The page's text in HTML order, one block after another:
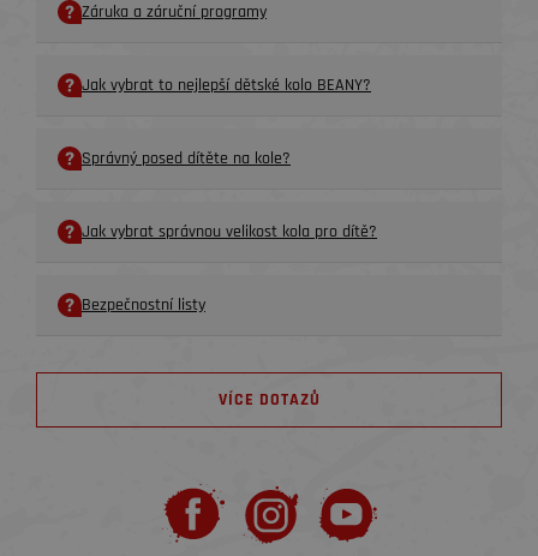
Záruka a záruční programy
Jak vybrat to nejlepší dětské kolo BEANY?
Správný posed dítěte na kole?
Jak vybrat správnou velikost kola pro dítě?
Bezpečnostní listy
VÍCE DOTAZŮ